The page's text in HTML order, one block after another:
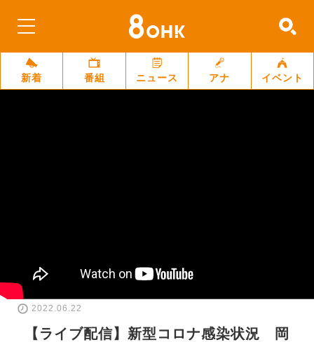
新着 番組 ニュース アナ イベント
2022.06.22
【ライブ配信】新型コロナ感染状況 岡